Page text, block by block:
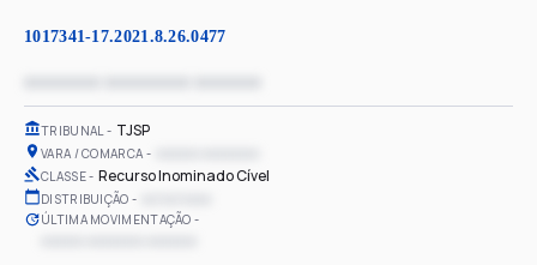
1017341-17.2021.8.26.0477
TRIBUNAL TJSP
VARA / COMARCA
CLASSE Recurso Inominado Cível
DISTRIBUIÇÃO
ÚLTIMA MOVIMENTAÇÃO